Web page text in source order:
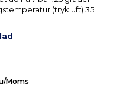
(trykluft) 35
Moms